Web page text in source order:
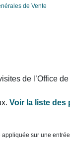
de Vente
de l’Office
Voir la liste des
appliquée sur une